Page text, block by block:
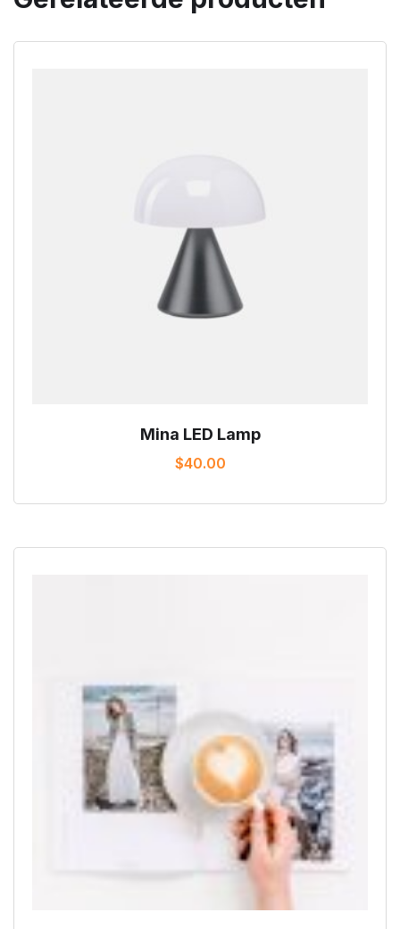
Mina LED Lamp
$40.00